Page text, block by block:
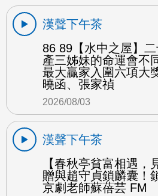
漢聲下午茶
86 89【水中之屋】
產三姊妹的命運會不
最大贏家入圍六項大
曉函、張家禎
2026/08/03
漢聲下午茶
【春秋亭貧富相遇，
贈與趙守貞鎖麟囊！
京劇老師蘇蓓芸 FM